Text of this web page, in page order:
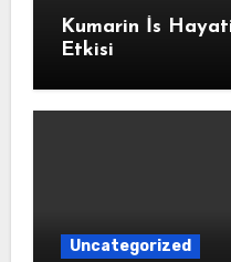
Kumarin İs
Etkisi
Uncategorized